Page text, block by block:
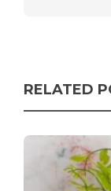
RELATED